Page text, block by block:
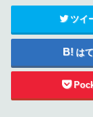
ツイ
は